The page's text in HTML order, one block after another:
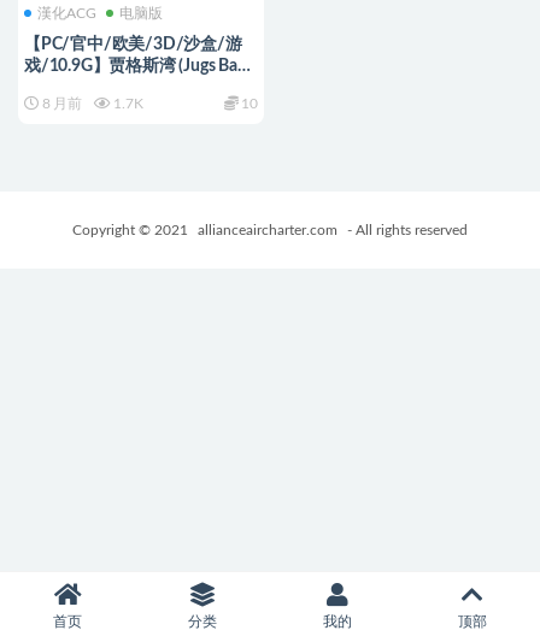
漢化ACG 电脑版
【PC/官中/欧美/3D/沙盒/游
戏/10.9G】贾格斯湾 (Jugs Bay)
盒游戏+10.9G
8 月前 1.7K 10
Copyright © 2021 allianceaircharter.com - All rights reserved
首页 分类 我的 顶部